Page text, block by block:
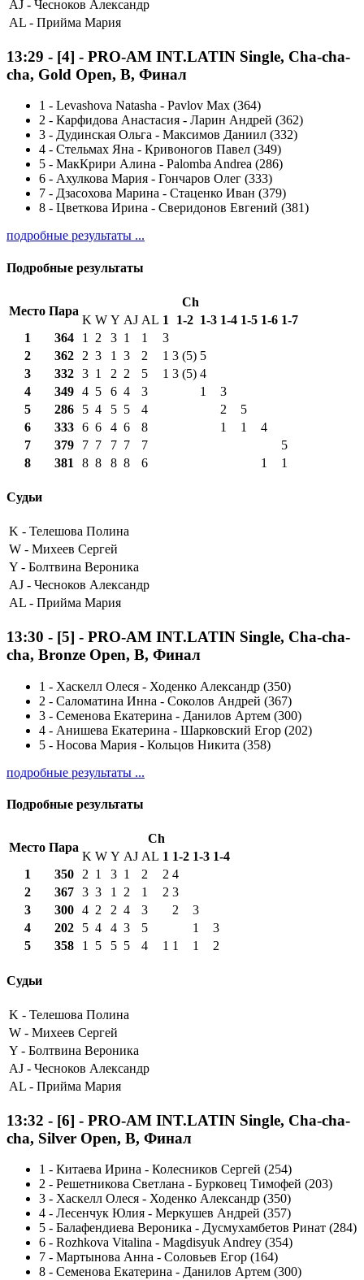
AJ - Чесноков Александр
AL - Прийма Мария
13:29 - [4] - PRO-AM INT.LATIN Single, Cha-cha-
cha, Gold Open, B, Финал
1 - Levashova Natasha - Pavlov Max (364)
2 - Карфидова Анастасия - Ларин Андрей (362)
3 - Дудинская Ольга - Максимов Даниил (332)
4 - Стельмах Яна - Кривоногов Павел (349)
5 - МакКрири Алина - Palomba Andrea (286)
6 - Ахулкова Мария - Гончаров Олег (333)
7 - Дзасохова Марина - Стаценко Иван (379)
8 - Цветкова Ирина - Сверидонов Евгений (381)
подробные результаты ...
Подробные результаты
Место Пара
Ch
K W Y AJ AL 1 1-2 1-3 1-4 1-5 1-6 1-7
1
364 1 2 3 1 1
3
2
362 2 3 1 3 2 1 3 (5) 5
3
332 3 1 2 2 5 1 3 (5) 4
4
349 4 5 6 4 3 1
3
5
286 5 4 5 5 4 2
5
6
333 6 6 4 6 8 1 1
4
7
379 7 7 7 7 7
5
8
381 8 8 8 8 6 1 1
Судьи
K - Телешова Полина
W - Михеев Сергей
Y - Болтвина Вероника
AJ - Чесноков Александр
AL - Прийма Мария
13:30 - [5] - PRO-AM INT.LATIN Single, Cha-cha-
cha, Bronze Open, B, Финал
1 - Хаскелл Олеся - Ходенко Александр (350)
2 - Саломатина Инна - Соколов Андрей (367)
3 - Семенова Екатерина - Данилов Артем (300)
4 - Анишева Екатерина - Шарковский Егор (202)
5 - Носова Мария - Кольцов Никита (358)
подробные результаты ...
Подробные результаты
Место Пара
Ch
K W Y AJ AL 1 1-2 1-3 1-4
1
350 2 1 3 1 2 2 4
2
367 3 3 1 2 1 2 3
3
300 4 2 2 4 3 2
3
4
202 5 4 4 3 5 1
3
5
358 1 5 5 5 4 1 1 1 2
Судьи
K - Телешова Полина
W - Михеев Сергей
Y - Болтвина Вероника
AJ - Чесноков Александр
AL - Прийма Мария
13:32 - [6] - PRO-AM INT.LATIN Single, Cha-cha-
cha, Silver Open, B, Финал
1 - Китаева Ирина - Колесников Сергей (254)
2 - Решетникова Светлана - Бурковец Тимофей (203)
3 - Хаскелл Олеся - Ходенко Александр (350)
4 - Лесенчук Юлия - Меркушев Андрей (357)
5 - Балафендиева Вероника - Дусмухамбетов Ринат (284)
6 - Rozhkova Vitalina - Magdisyuk Andrey (354)
7 - Мартынова Анна - Соловьев Егор (164)
8 - Семенова Екатерина - Данилов Артем (300)